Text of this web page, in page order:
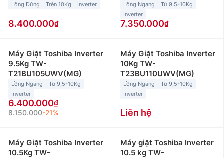
Lồng Đứng Trên 10Kg Inverter
8.400.000
Lồng Ngang
Từ 9,5-10Kg
Inverter
7.350.000
Máy Giặt Toshiba Inverter
9.5Kg TW-
T21BU105UWV(MG)
Lồng Ngang
Từ 9,5-10Kg
Inverter
6.400.000
8.150.000-21%
Máy Giặt Toshiba Inverter
10Kg TW-
T23BU110UWV(MG)
Lồng Ngang
Từ 9,5-10Kg
Inverter
Liên hệ
Máy Giặt Toshiba Inverter
10.5Kg TW-
Máy giặt Toshiba Inverter
10.5 kg TW-